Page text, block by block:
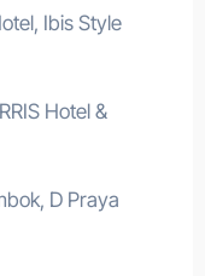
Ibis Style
Hotel &
D Praya